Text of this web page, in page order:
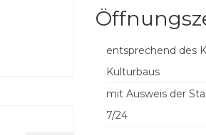
entsprechend des
Kulturbaus
mit Ausweis der
7/24